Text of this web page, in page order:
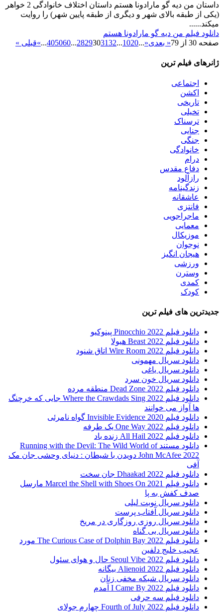
داستان
من دیه گو مارادونا هستم داستان اختلاف خانوادگی 2 خواهر
(یکی از طبقه بالای شهر و دیگری از طبقه پایین شهر) را روایت
میکند......
دانلود فیلم من دیه گو مارادونا هستم
صفحه 30 از 79
« بعدی«
...
1020
...
2829303132
...
405060
...
»قبلی »
ژانرهای فیلم ترین
اجتماعی
اکشن
تاریخی
تخیلی
ترسناک
جنایی
جنگی
خانوادگی
درام
دفاع مقدس
رازآلود
زندگینامه
عاشقانه
فانتزی
ماجراجویی
معمایی
موزیکال
نوجوان
هیجان انگیز
ورزشی
وسترن
کمدی
کودک
جدیدترین های فیلم ترین
دانلود فیلم Pinocchio 2022 پینوکیو
دانلود فیلم Beast 2022 هیولا
دانلود فیلم Wire Room 2022 اتاق شنود
دانلود سریال مهمونی
دانلود سریال یاغی
دانلود سریال خون سرد
دانلود فیلم 2022 Dead Zone منطقه مرده
دانلود فیلم Where the Crawdads Sing 2022 جایی که خرچنگ
ها آواز می خوانند
دانلود فیلم 2020 Invisible Evidence گواه نامرئی
دانلود فیلم One Way 2022 یک طرفه
دانلود فیلم All Hail 2022 زنده باد
دانلود مستند Running with the Devil: The Wild World of
John McAfee 2022 دویدن با شیطان : دنیای وحشی جان مک
آفی
دانلود فیلم Dhaakad 2022 جان سخت
دانلود فیلم Marcel the Shell with Shoes On 2021 مارسل
صدف کفش به پا
دانلود سریال نوبت لیلی
دانلود سریال آفتاب پرست
دانلود سریال روزی روزگاری در مریخ
دانلود سریال بی گناه
دانلود فیلم The Curious Case of Dolphin Bay 2022 مورد
عجیب خلیج دلفین
دانلود فیلم Seoul Vibe 2022 حال و هوای سئول
دانلود فیلم Alienoid 2022 بیگانه
دانلود سریال شبکه مخفی زنان
دانلود فیلم I Came By 2022 آمدم
دانلود فیلم سه حرفی
دانلود فیلم Fourth of July 2022 چهارم جولای